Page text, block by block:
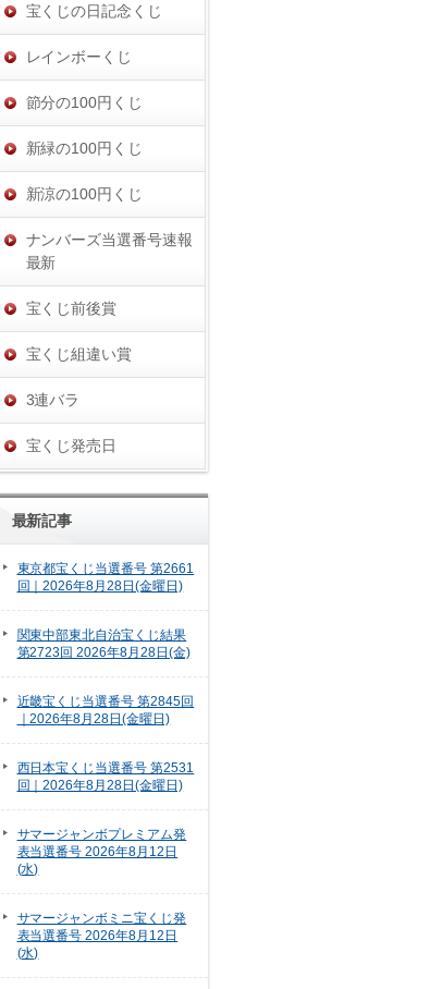
宝くじの日記念くじ
レインボーくじ
節分の100円くじ
新緑の100円くじ
新涼の100円くじ
ナンバーズ当選番号速報
最新
宝くじ前後賞
宝くじ組違い賞
3連バラ
宝くじ発売日
最新記事
東京都宝くじ当選番号 第2661
回｜2026年8月28日(金曜日)
関東中部東北自治宝くじ結果
第2723回 2026年8月28日(金)
近畿宝くじ当選番号 第2845回
｜2026年8月28日(金曜日)
西日本宝くじ当選番号 第2531
回｜2026年8月28日(金曜日)
サマージャンボプレミアム発
表当選番号 2026年8月12日
(水)
サマージャンボミニ宝くじ発
表当選番号 2026年8月12日
(水)